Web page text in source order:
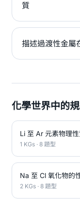
質
描述過渡性金屬
化學世界中的
Li 至 Ar 元素物理
1 KGs · 8 題型
Na 至 Cl 氧化物的
2 KGs · 8 題型